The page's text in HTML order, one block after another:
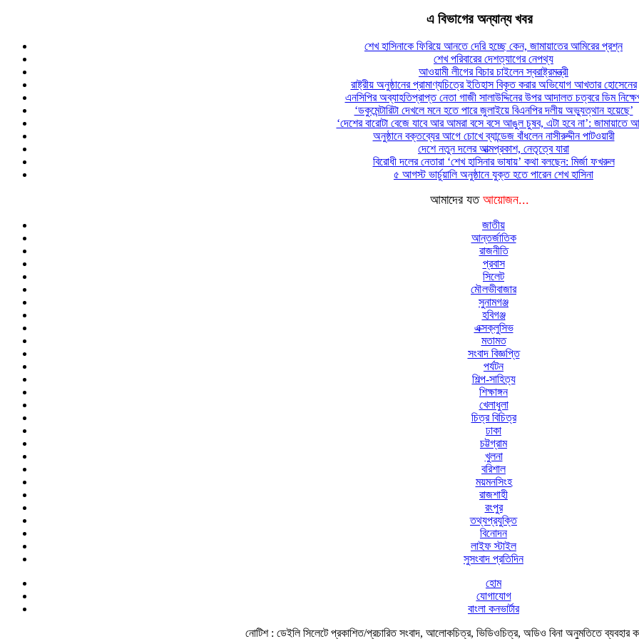
এ বিভাগের অন্যান্য খবর
শেখ হাসিনাকে ফিরিয়ে আনতে দেরি হচ্ছে কেন, জামায়াতের আমিরের প্রশ্ন
শেখ পরিবারের দেশত্যাগের নেপথ্য
আওয়ামী লীগের বিচার চাইলেন স্বরাষ্ট্রমন্ত্রী
রাষ্ট্রীয় অনুষ্ঠানের প্রামাণ্যচিত্রে ইতিহাস বিকৃত করার অভিযোগ আখতার হোসেনের
এনসিপির অব্যাহতিপ্রাপ্ত নেতা গাজী সালাউদ্দিনের উপর আদালত চত্বরে ডিম
‘ডকুমেন্টারিটা দেখলে মনে হতে পারে জুলাইয়ে বিএনপির দলীয় অভ্যুত্থান হয়েছে’
‘দেশের বারোটা বেজে যাবে আর আমরা বসে বসে আঙুল চুষব, এটা হবে না’: জামায়াতে
অনুষ্ঠানে বক্তব্যের আগে চোখে ব্যান্ডেজ বাঁধলেন নাসীরুদ্দীন পাটওয়ারী
দেশে নতুন দলের আত্মপ্রকাশ, নেতৃত্বে যারা
বিরোধী দলের নেতারা ‘শেখ হাসিনার ভাষায়’ কথা বলছেন: মির্জা ফখরুল
৫ আগস্ট ভার্চুয়ালি অনুষ্ঠানে যুক্ত হতে পারেন শেখ হাসিনা
আমাদের যত আয়োজন...
জাতীয়
আন্তর্জাতিক
রাজনীতি
প্রবাস
সিলেট
মৌলভীবাজার
সুনামগঞ্জ
হবিগঞ্জ
এক্সক্লুসিভ
মতামত
সংবাদ বিজ্ঞপ্তি
পর্যটন
শিল্প-সাহিত্য
শিক্ষাঙ্গন
খেলাধুলা
চিত্র বিচিত্র
ঢাকা
চট্টগ্রাম
খুলনা
বরিশাল
ময়মনসিংহ
রাজশাহী
রংপুর
তথ্যপ্রযুক্তি
বিনোদন
লাইফ স্টাইল
সুসংবাদ প্রতিদিন
হোম
যোগাযোগ
বাংলা কনভার্টার
নোটিশ : ডেইলি সিলেটে প্রকাশিত/প্রচারিত সংবাদ, আলোকচিত্র, ভিডিওচিত্র, অডিও বিনা অনুমতিতে ব্যবহার